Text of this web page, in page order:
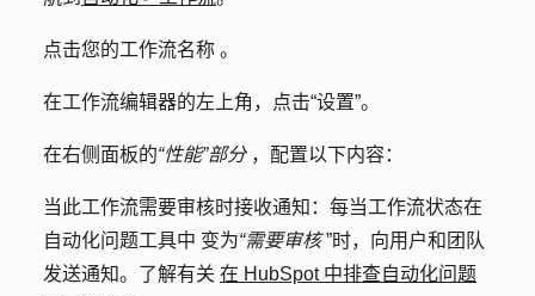
点击您的工作流名称 。
在工作流编辑器的左上角，点击“设置”。
在右侧面板的“性能”部分 ，配置以下内容：
当此工作流需要审核时接收通知： 每当工作流状态在
自动化问题工具中 变为“需要审核”时，向用户和团队
发送通知。了解有关 在 HubSpot 中排查自动化问题